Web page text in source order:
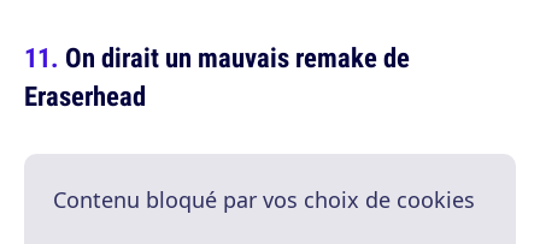
On dirait un mauvais remake de
Eraserhead
Contenu bloqué par vos choix de cookies